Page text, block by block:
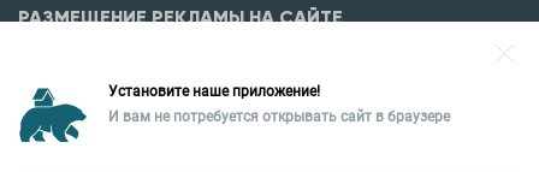
РАЗМЕЩЕНИЕ РЕКЛАМЫ НА САЙТЕ
Уральская палата недвижимости
Установите наше приложение!
И вам не потребуется открывать сайт в браузере